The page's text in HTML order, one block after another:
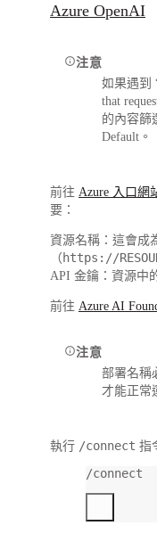
Azure OpenAI
注意
如果遇到
that
的內容篩
Default 。
前往 Azure 入口網
要：
資源名稱 ：這會成
（ https://
API 金鑰 ：資源中
前往 Azure AI
注意
部署名稱
才能正常
執行 /connect 指
/connect